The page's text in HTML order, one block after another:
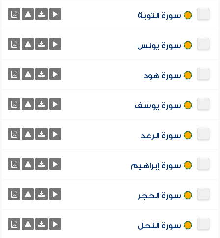
سورة التوبة
سورة يونس
سورة هود
سورة يوسف
سورة الرعد
سورة إبراهيم
سورة الحجر
سورة النحل